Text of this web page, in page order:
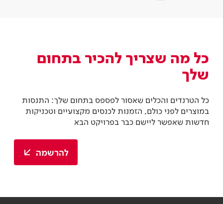
כל מה שצריך להכיר בתחום
שלך
כל הטרנדים והכלים שאסור לפספס בתחום שלך: התנסות
במוצרים לפני כולם, הזמנות לכנסים מקצועיים וטכניקות
חדשות שאפשר ליישם כבר בפרויקט הבא
להרשמה